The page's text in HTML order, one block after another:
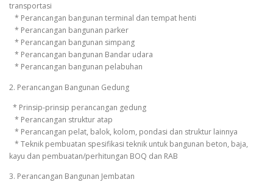
transportasi
* Perancangan bangunan terminal dan tempat henti
* Perancangan bangunan parker
* Perancangan bangunan simpang
* Perancangan bangunan Bandar udara
* Perancangan bangunan pelabuhan
2. Perancangan Bangunan Gedung
* Prinsip-prinsip perancangan gedung
* Perancangan struktur atap
* Perancangan pelat, balok, kolom, pondasi dan struktur lainnya
* Teknik pembuatan spesifikasi teknik untuk bangunan beton, baja,
kayu dan pembuatan/perhitungan BOQ dan RAB
3. Perancangan Bangunan Jembatan